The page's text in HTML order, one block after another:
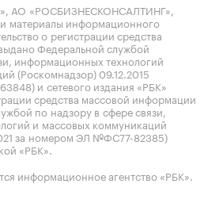
АО «РОСБИЗНЕСКОНСАЛТИНГ»,
материалы информационного
о регистрации средства
Федеральной службой
информационных технологий
(Роскомнадзор) 09.12.2015
и сетевого издания «РБК»
средства массовой информации
по надзору в сфере связи,
и массовых коммуникаций
за номером ЭЛ №ФС77-82385)
«РБК».
информационное агентство «РБК».